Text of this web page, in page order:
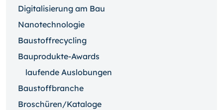
Digitalisierung am Bau
Nanotechnologie
Baustoffrecycling
Bauprodukte-Awards
laufende Auslobungen
Baustoffbranche
Broschüren/Kataloge